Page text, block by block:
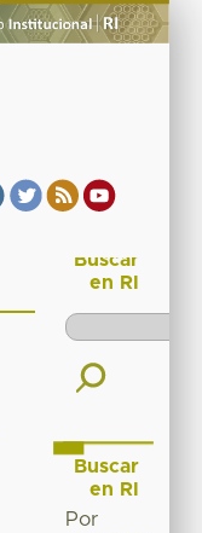
Buscar
en RI
Buscar
en RI
Por